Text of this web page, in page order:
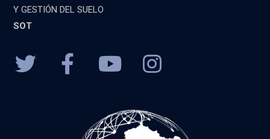
Y GESTIÓN DEL SUELO
SOT